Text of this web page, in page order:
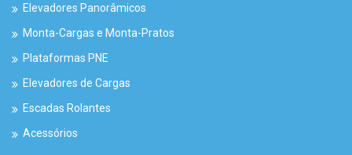
Elevadores Panorâmicos
Monta-Cargas e Monta-Pratos
Plataformas PNE
Elevadores de Cargas
Escadas Rolantes
Acessórios